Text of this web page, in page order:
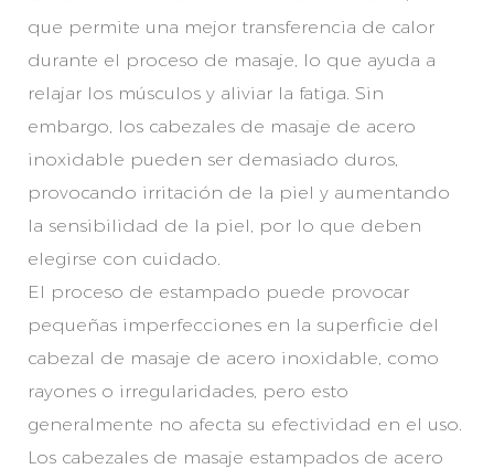
que permite una mejor transferencia de calor
durante el proceso de masaje, lo que ayuda a
relajar los músculos y aliviar la fatiga. Sin
embargo, los cabezales de masaje de acero
inoxidable pueden ser demasiado duros,
provocando irritación de la piel y aumentando
la sensibilidad de la piel, por lo que deben
elegirse con cuidado.
El proceso de estampado puede provocar
pequeñas imperfecciones en la superficie del
cabezal de masaje de acero inoxidable, como
rayones o irregularidades, pero esto
generalmente no afecta su efectividad en el uso.
Los cabezales de masaje estampados de acero